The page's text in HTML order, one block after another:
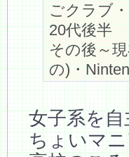
ごクラブ
20代後半
その後～
の)・
女子系を
ちょいマニ